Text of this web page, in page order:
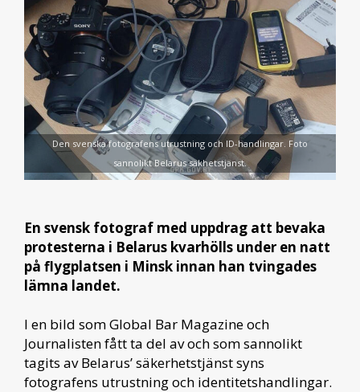
Den svenska fotografens utrustning och ID-handlingar. Foto
sannolikt Belarus säkhetstjänst.
En svensk fotograf med uppdrag att bevaka
protesterna i Belarus kvarhölls under en natt
på flygplatsen i Minsk innan han tvingades
lämna landet.
I en bild som Global Bar Magazine och
Journalisten fått ta del av och som sannolikt
tagits av Belarus’ säkerhetstjänst syns
fotografens utrustning och identitetshandlingar.